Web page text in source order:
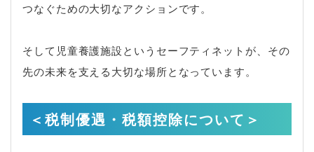
つなぐための大切なアクションです。
そして児童養護施設というセーフティネットが、その
先の未来を支える大切な場所となっています。
＜税制優遇・税額控除について＞